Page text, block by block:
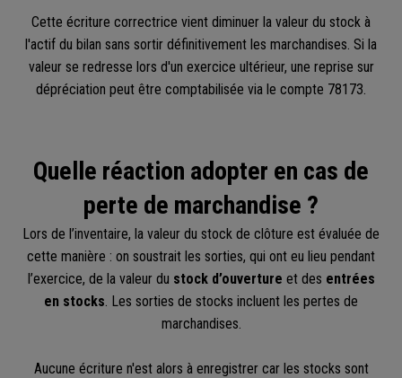
Cette écriture correctrice vient diminuer la valeur du stock à
l'actif du bilan sans sortir définitivement les marchandises. Si la
valeur se redresse lors d'un exercice ultérieur, une reprise sur
dépréciation peut être comptabilisée via le compte 78173.
Quelle réaction adopter en cas de
perte de marchandise ?
Lors de l’inventaire, la valeur du stock de clôture est évaluée de
cette manière : on soustrait les sorties, qui ont eu lieu pendant
l’exercice, de la valeur du stock d’ouverture et des entrées
en stocks. Les sorties de stocks incluent les pertes de
marchandises.
Aucune écriture n'est alors à enregistrer car les stocks sont